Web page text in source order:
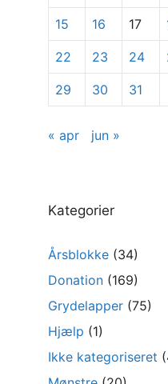
15 16 17
22 23 24
29 30 31
« apr jun »
Kategorier
Årsblokke (34)
Donation (169)
Grydelapper (75)
Hjælp (1)
Ikke kategoriseret